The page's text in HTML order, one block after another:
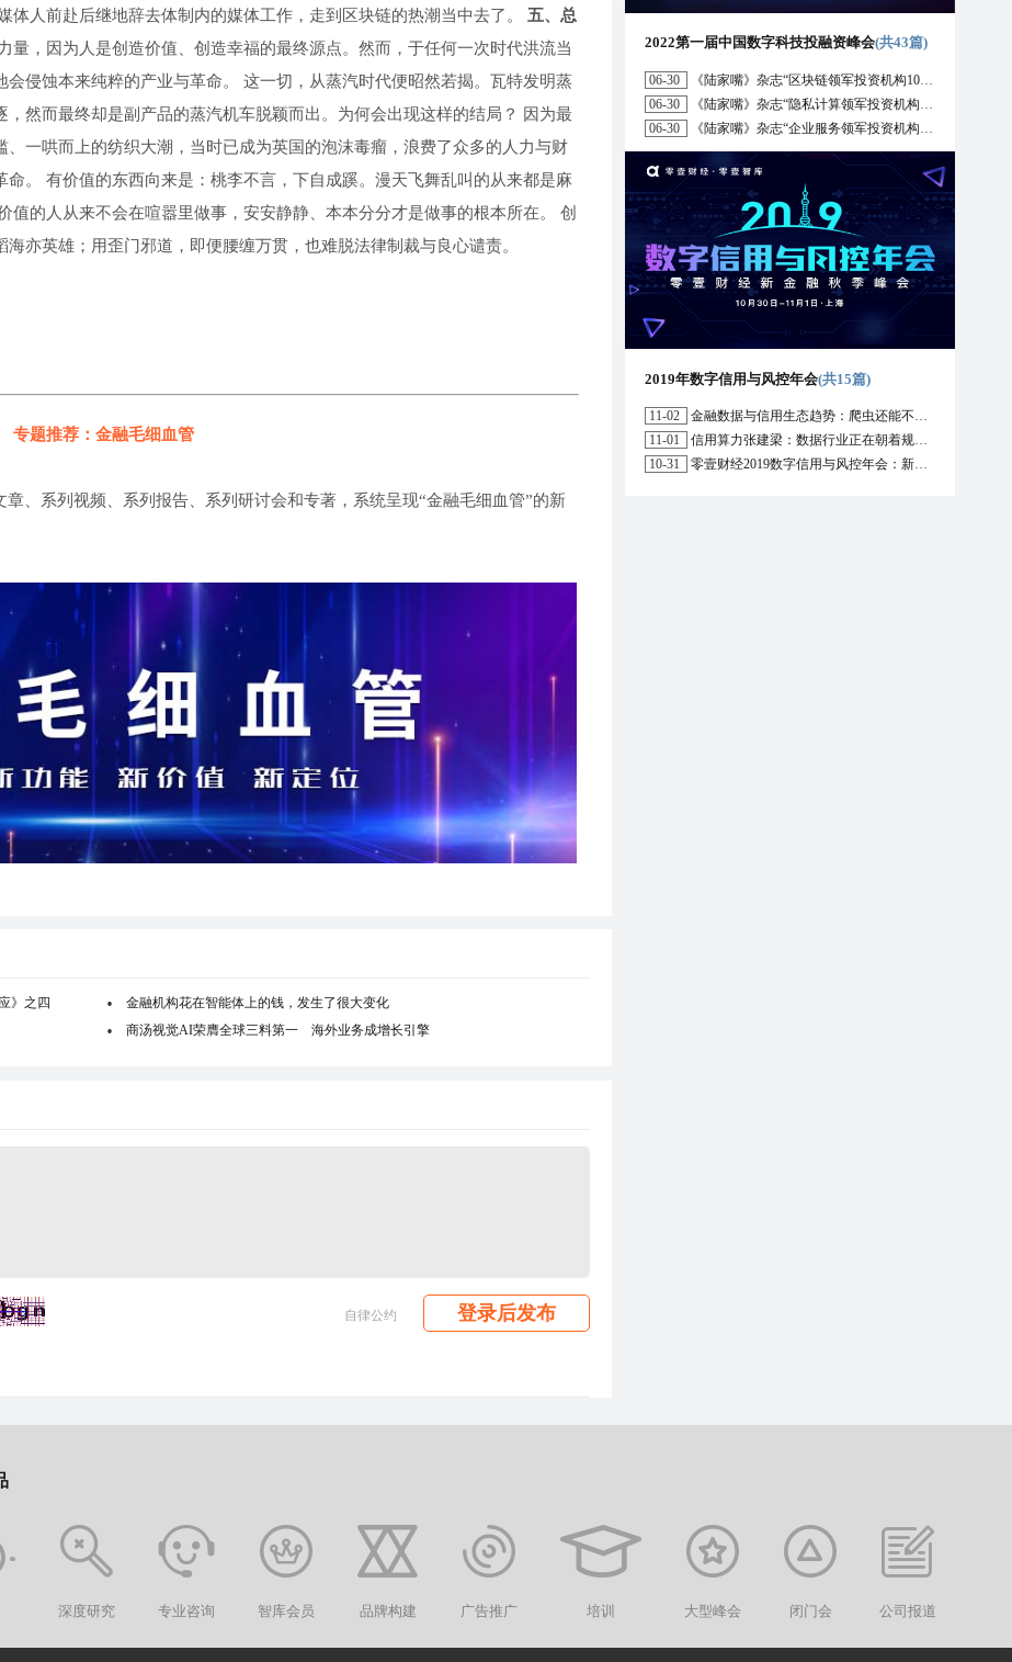
人前赴后继地辞去体制内的媒体工作，走到区块链的热潮当中去了。 五、总
，因为人是创造价值、创造幸福的最终源点。然而，于任何一次时代洪流当
侵蚀本来纯粹的产业与革命。 这一切，从蒸汽时代便昭然若揭。瓦特发明蒸
然而最终却是副产品的蒸汽机车脱颖而出。为何会出现这样的结局？ 因为最
一哄而上的纺织大潮，当时已成为英国的泡沫毒瘤，浪费了众多的人力与财
。 有价值的东西向来是：桃李不言，下自成蹊。漫天飞舞乱叫的从来都是麻
的人从来不会在喧嚣里做事，安安静静、本本分分才是做事的根本所在。 创
亦英雄；用歪门邪道，即便腰缠万贯，也难脱法律制裁与良心谴责。
专题推荐：金融毛细血管
、系列视频、系列报告、系列研讨会和专著，系统呈现“金融毛细血管”的新
》之四
金融机构花在智能体上的钱，发生了很大变化
商汤视觉AI荣膺全球三料第一 海外业务成增长引擎
自律公约 登录后发布
2022第一届中国数字科技投融资峰会(共43篇)
06-30
《陆家嘴》杂志“区块链领军投资机构10强”榜单正式发布
06-30
《陆家嘴》杂志“隐私计算领军投资机构10强”榜单正式发布
06-30
《陆家嘴》杂志“企业服务领军投资机构10强”榜单正式发布
2019年数字信用与风控年会(共15篇)
11-02
金融数据与信用生态趋势：爬虫还能不能用？区块链能解决哪些问题？
11-01
信用算力张建梁：数据行业正在朝着规范化方向演进，数据确权是数据开放的前提
10-31
零壹财经2019数字信用与风控年会：新形势下行业的机遇与挑战
深度研究 专业咨询 智库会员 品牌构建 广告推广 培训 大型峰会 闭门会 公司报道